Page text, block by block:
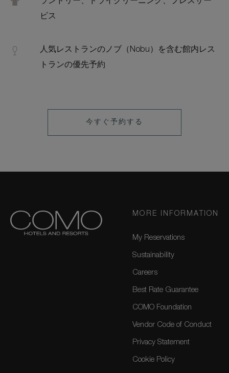
ビス
人気レストランのノブ（Nobu）を含む館内レス
トランの優先予約
LEARN
MORE
今すぐ予約する
MORE INFORMATION
My Reservations
Sustainability
Careers
Best Rate Guarantee
COMO Foundation
Vendor Code of Conduct
Privacy Statement
Cookie Policy